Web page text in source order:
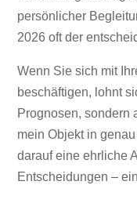
persönlicher
2026 oft der
Wenn Sie sich mit
beschäftigen, lohnt
Prognosen, sondern
mein Objekt in
darauf eine ehrliche
Entscheidungen –